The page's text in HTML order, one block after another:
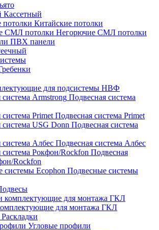
Кассетный
Китайские потолки
Негорючие СМЛ потолки
ПВХ панели
для подсистемы НВФ
Подвесная система
Подвесная система Primet
Подвесная система
Подвесная система Албес
Подвесная
Rockfon
Подвесные системы
для монтажа ГКЛ
Раскладки
Угловые профили